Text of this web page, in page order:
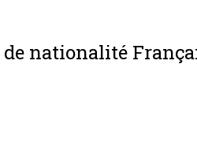
nationalité